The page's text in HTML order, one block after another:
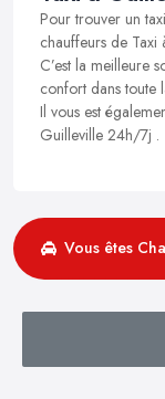
Pour trouver un
chauffeurs de Taxi
C’est la meilleure
confort dans toute
Il vous est
Guilleville 24h/7j .
Vous êtes